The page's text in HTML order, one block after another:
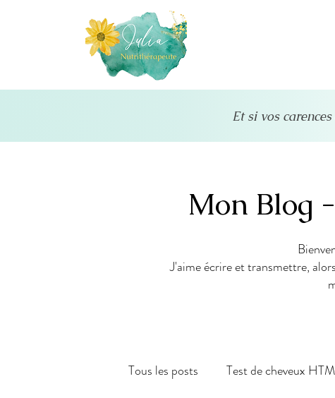
Et si vos
Mon Blog
J'aime écrire et transmettre,
Tous les posts Test de cheveux